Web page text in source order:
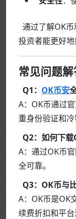
通过了解OK币
投资者能更好地
常见问题
Q1： OK币安
A：OK币通过
重身份验证和冷
Q2：如何下载
A：通过OK币
全可靠。
Q3：OK币与
A：OK币是OK
续费折扣和平